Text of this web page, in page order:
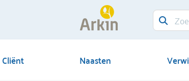
Cliënt Naasten